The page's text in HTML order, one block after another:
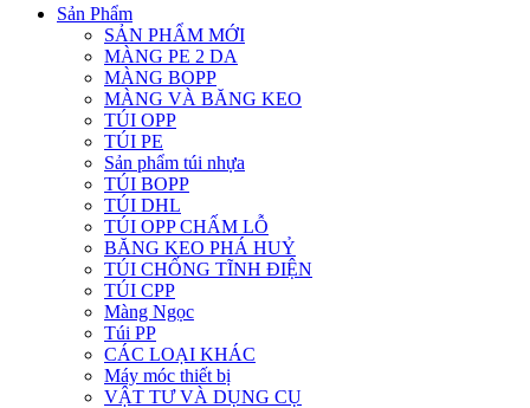
Sản Phẩm
SẢN PHẨM MỚI
MÀNG PE 2 DA
MÀNG BOPP
MÀNG VÀ BĂNG KEO
TÚI OPP
TÚI PE
Sản phẩm túi nhựa
TÚI BOPP
TÚI DHL
TÚI OPP CHẤM LỖ
BĂNG KEO PHÁ HUỶ
TÚI CHỐNG TĨNH ĐIỆN
TÚI CPP
Màng Ngọc
Túi PP
CÁC LOẠI KHÁC
Máy móc thiết bị
VẬT TƯ VÀ DỤNG CỤ